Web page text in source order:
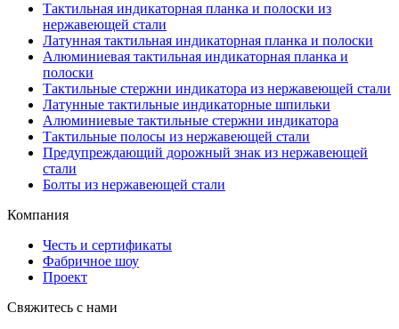
Тактильная индикаторная планка и полоски из
нержавеющей стали
Латунная тактильная индикаторная планка и полоски
Алюминиевая тактильная индикаторная планка и
полоски
Тактильные стержни индикатора из нержавеющей стали
Латунные тактильные индикаторные шпильки
Алюминиевые тактильные стержни индикатора
Тактильные полосы из нержавеющей стали
Предупреждающий дорожный знак из нержавеющей
стали
Болты из нержавеющей стали
Компания
Честь и сертификаты
Фабричное шоу
Проект
Свяжитесь с нами